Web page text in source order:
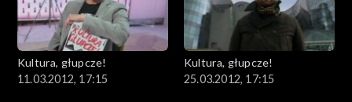
Kultura, głupcze!
11.03.2012, 17:15
Kultura, głupcze!
25.03.2012, 17:15